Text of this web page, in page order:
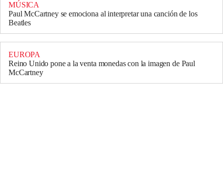
MÚSICA
Paul McCartney se emociona al interpretar una canción de los
Beatles
EUROPA
Reino Unido pone a la venta monedas con la imagen de Paul
McCartney